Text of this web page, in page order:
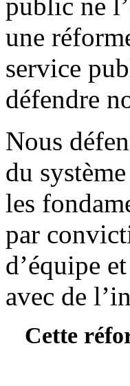
public ne
une
service
défendre
Nous
du
les
par
d’équipe
avec de
Cette